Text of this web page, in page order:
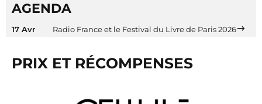
AGENDA
17 Avr Radio France et le Festival du Livre de Paris 2026
PRIX ET RÉCOMPENSES